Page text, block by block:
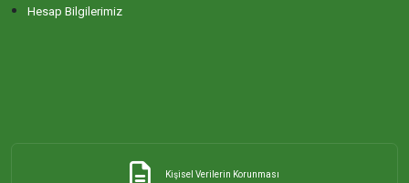
Hesap Bilgilerimiz
Kişisel Verilerin Korunması